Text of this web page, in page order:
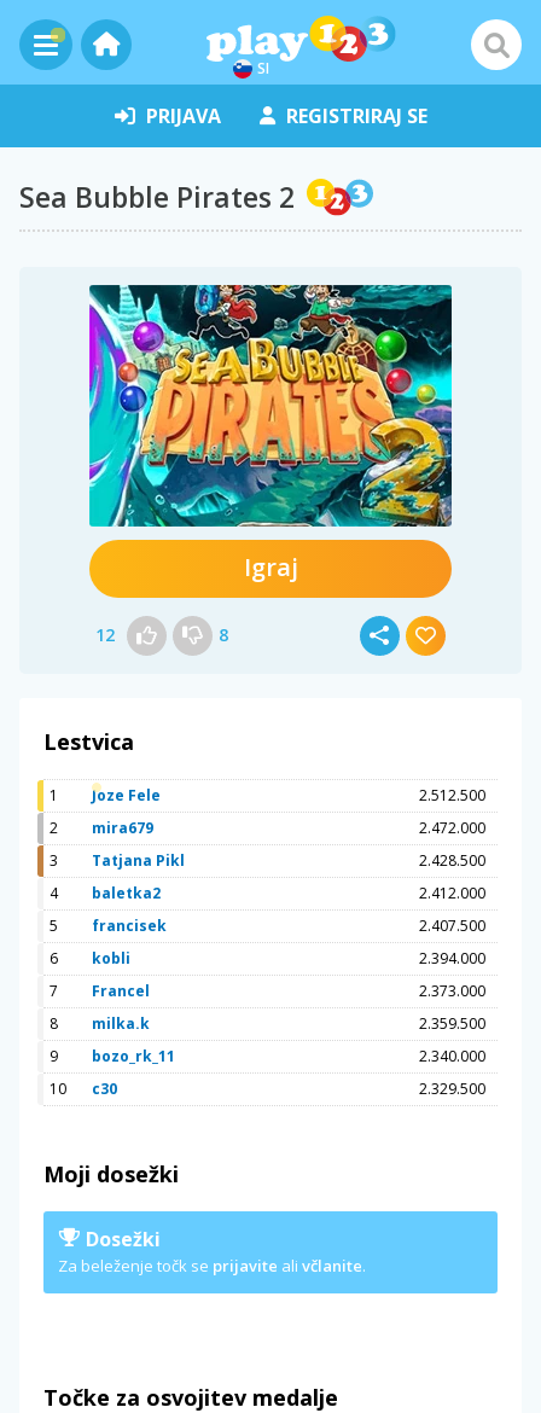
SI
PRIJAVA REGISTRIRAJ SE
Sea Bubble Pirates 2
Igraj
12 8
Lestvica
1 Joze Fele
2.512.500
2
mira679
2.472.000
3
Tatjana Pikl
2.428.500
4
baletka2
2.412.000
5
francisek
2.407.500
6
kobli
2.394.000
7
Francel
2.373.000
8
milka.k
2.359.500
9
bozo_rk_11
2.340.000
10
c30 2.329.500
Moji dosežki
Dosežki
Za beleženje točk se prijavite ali včlanite.
Točke za osvojitev medalje